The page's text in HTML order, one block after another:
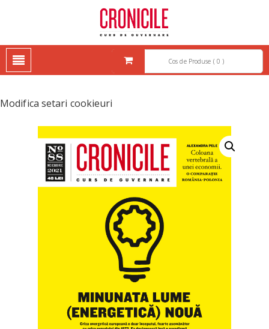
Modifica setari cookieuri
CRONICILE – CURS DE
GUVERNARE
CRONICILE – CURS DE GUVERNARE
Cos de Produse ( 0 )